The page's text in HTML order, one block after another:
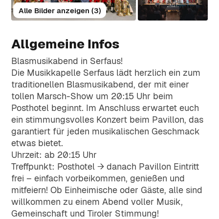
Termine und Hinweise zu kulturellen und
gemeinderelevanten Events.
Gottesdienstordnung
Alle Infos zu Gottesdiensten, Seelsorge
und religiösem Leben im Pfarramt
Serfaus.
Gemeindezeitung
Digitale Ausgabe der Serfauser
Gemeindezeitung zum Nachlesen.
Jobs
Offene Stellen und Jobangebote der
Gemeinde und ihrer Einrichtungen.
Ansuchen & Bewilligungen
Abteilungen
Aufgabenbereiche & Kontakt.
Gebühren & Abgaben
Übersicht über aktuelle
Gemeindeabgaben, Beiträge und Tarife.
Rechnungsabschluss und
Voranschlag
Finanzplanung und Jahresergebnisse
der Gemeinde transparent erklärt.
Digitaler Schriftverkehr
Informationen zur amtlichen Signatur
Wissenswertes rund um Raumordnung,
Bauvorhaben und Umweltschutz in der
Familie & Soziales
Angebote und Unterstützung für
Familien, Senioren und soziale Anliegen.
Kinder & Jugendliche
Freizeit, Betreuung und
Mitgestaltungsmöglichkeiten für junge
Serfauser:innen.
Bildung & Betreuung
Schulen, Kindergärten, Kinderkrippe und
Erwachsenenbildung auf einen Blick.
Vereine
Barrierefrei
+43 5476 6210
gemeinde@serfaus.gv.at
Alle Bilder anzeigen (3)
Allgemeine Infos
Blasmusikabend in Serfaus!
Die Musikkapelle Serfaus lädt herzlich ein zum
traditionellen Blasmusikabend, der mit einer
tollen Marsch-Show um 20:15 Uhr beim
Posthotel beginnt. Im Anschluss erwartet euch
ein stimmungsvolles Konzert beim Pavillon, das
garantiert für jeden musikalischen Geschmack
etwas bietet.
Uhrzeit: ab 20:15 Uhr
Treffpunkt: Posthotel → danach Pavillon Eintritt
frei – einfach vorbeikommen, genießen und
mitfeiern! Ob Einheimische oder Gäste, alle sind
willkommen zu einem Abend voller Musik,
Gemeinschaft und Tiroler Stimmung!